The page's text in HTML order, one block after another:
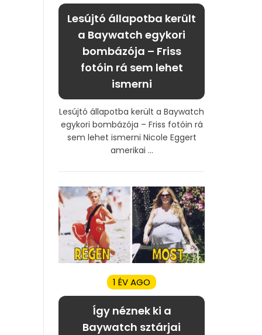
Lesújtó állapotba került
a Baywatch egykori
bombázója – Friss
fotóin rá sem lehet
ismerni
Lesújtó állapotba került a Baywatch
egykori bombázója – Friss fotóin rá
sem lehet ismerni Nicole Eggert
amerikai ...
1 ÉV AGO
Így néznek ki a
Baywatch sztárjai